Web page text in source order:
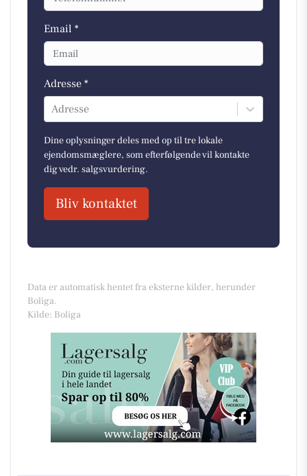
Email *
Adresse *
Adresse
Dine oplysninger deles med op til tre lokale
ejendomsmæglere, som efterfølgende vil kontakte
dig vedr. salgsvurdering.
Bliv kontaktet
Data er automatisk hentet fra eksterne kilder, herunder
Boliga.
Kilde: Boliga